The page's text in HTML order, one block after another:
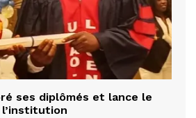
ses diplômés et lance le
l’institution